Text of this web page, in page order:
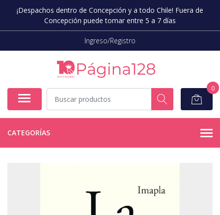
¡Despachos dentro de Concepción y a todo Chile! Fuera de
Concepción puede tomar entre 5 a 7 días
Ingreso/Registro
0
CATEGORÍAS